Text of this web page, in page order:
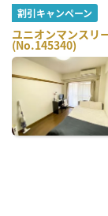
割引キャンペーン
ユニオンマンスリ
(No.145340)